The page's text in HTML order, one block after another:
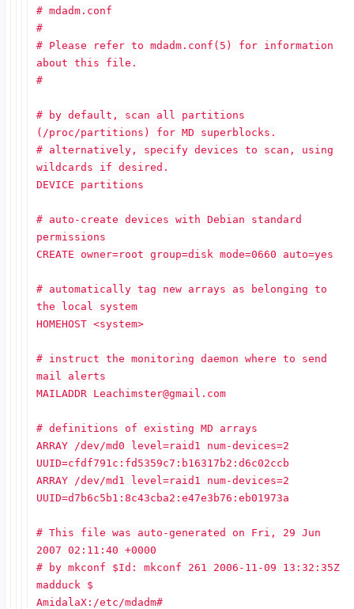
# mdadm.conf
#
# Please refer to mdadm.conf(5) for information
about this file.
#
# by default, scan all partitions
(/proc/partitions) for MD superblocks.
# alternatively, specify devices to scan, using
wildcards if desired.
DEVICE partitions
# auto-create devices with Debian standard
permissions
CREATE owner=root group=disk mode=0660 auto=yes
# automatically tag new arrays as belonging to
the local system
HOMEHOST <system>
# instruct the monitoring daemon where to send
mail alerts
MAILADDR Leachimster@gmail.com
# definitions of existing MD arrays
ARRAY /dev/md0 level=raid1 num-devices=2
UUID=cfdf791c:fd5359c7:b16317b2:d6c02ccb
ARRAY /dev/md1 level=raid1 num-devices=2
UUID=d7b6c5b1:8c43cba2:e47e3b76:eb01973a
# This file was auto-generated on Fri, 29 Jun
2007 02:11:40 +0000
# by mkconf $Id: mkconf 261 2006-11-09 13:32:35Z
madduck $
AmidalaX:/etc/mdadm#